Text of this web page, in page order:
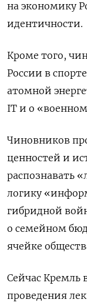
на экономику
идентичности.
Кроме того,
России в
атомной
IT и о
Чиновников
ценностей и
распознавать
логику
гибридной
о семейном
ячейке
Сейчас Кремль
проведения